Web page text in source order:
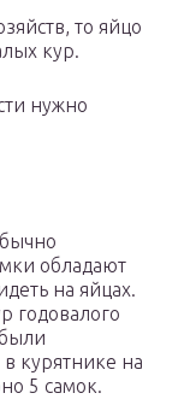
то яйцо
кур.
нужно
обладают
на яйцах.
годовалого
курятнике на
5 самок.